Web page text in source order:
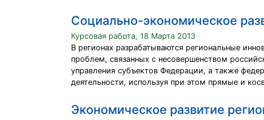
Социально-экономическое
Курсовая работа, 18 Марта 2013
В регионах разрабатываются региональные
проблем, связанных с несовершенством
управления субъектов Федерации, а также
деятельности, используя при этом прямые и
Экономическое развитие